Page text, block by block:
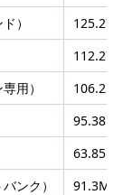
）
用）
ンク）